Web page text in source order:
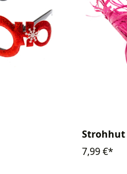
Strohhut
7,99 €*